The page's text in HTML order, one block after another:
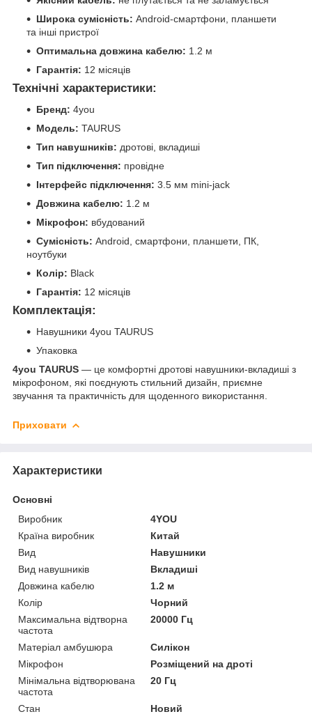
Широка сумісність: Android-смартфони, планшети
та інші пристрої
Оптимальна довжина кабелю: 1.2 м
Гарантія: 12 місяців
Технічні характеристики:
Бренд: 4you
Модель: TAURUS
Тип навушників: дротові, вкладиші
Тип підключення: провідне
Інтерфейс підключення: 3.5 мм mini-jack
Довжина кабелю: 1.2 м
Мікрофон: вбудований
Сумісність: Android, смартфони, планшети, ПК,
ноутбуки
Колір: Black
Гарантія: 12 місяців
Комплектація:
Навушники 4you TAURUS
Упаковка
4you TAURUS — це комфортні дротові навушники-вкладиші з
мікрофоном, які поєднують стильний дизайн, приємне
звучання та практичність для щоденного використання.
Приховати
Характеристики
Основні
Виробник
4YOU
Країна виробник
Китай
Вид
Навушники
Вид навушників
Вкладиші
Довжина кабелю
1.2 м
Колір
Чорний
Максимальна відтворна
частота
20000 Гц
Матеріал амбушюра
Силікон
Мікрофон
Розміщений на дроті
Мінімальна відтворювана
частота
20 Гц
Стан
Новий